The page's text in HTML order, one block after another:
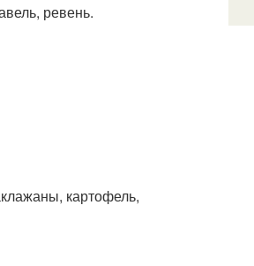
ревень.
картофель,